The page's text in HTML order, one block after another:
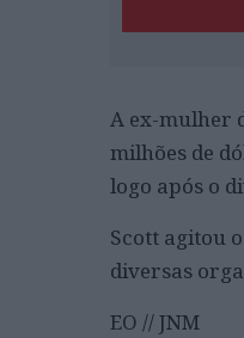
A ex-mulher
milhões de
logo após o
Scott agitou
diversas
EO // JNM